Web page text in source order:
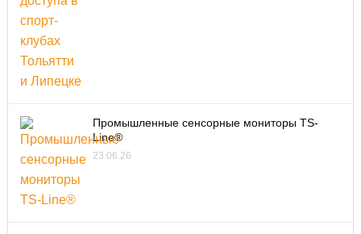
Промышленные сенсорные мониторы TS-
Line®
23.06.26